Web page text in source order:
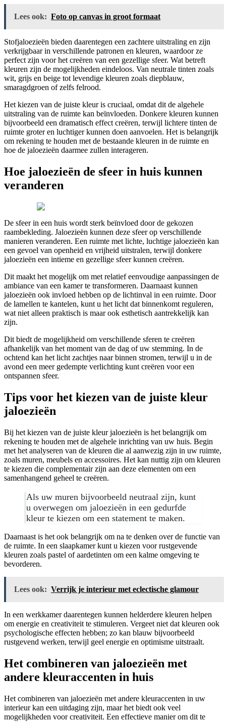
Lees ook: Foto op canvas in groot formaat
Stofjaloezieën bieden daarentegen een zachtere uitstraling en zijn
verkrijgbaar in verschillende patronen en kleuren, waardoor ze
perfect zijn voor het creëren van een gezellige sfeer. Wat betreft
kleuren zijn de mogelijkheden eindeloos. Van neutrale tinten zoals
wit, grijs en beige tot levendige kleuren zoals diepblauw,
smaragdgroen of zelfs felrood.
Het kiezen van de juiste kleur is cruciaal, omdat dit de algehele
uitstraling van de ruimte kan beïnvloeden. Donkere kleuren kunnen
bijvoorbeeld een dramatisch effect creëren, terwijl lichtere tinten de
ruimte groter en luchtiger kunnen doen aanvoelen. Het is belangrijk
om rekening te houden met de bestaande kleuren in de ruimte en
hoe de jaloezieën daarmee zullen interageren.
Hoe jaloezieën de sfeer in huis kunnen
veranderen
De sfeer in een huis wordt sterk beïnvloed door de gekozen
raambekleding. Jaloezieën kunnen deze sfeer op verschillende
manieren veranderen. Een ruimte met lichte, luchtige jaloezieën kan
een gevoel van openheid en vrijheid uitstralen, terwijl donkere
jaloezieën een intieme en gezellige sfeer kunnen creëren.
Dit maakt het mogelijk om met relatief eenvoudige aanpassingen de
ambiance van een kamer te transformeren. Daarnaast kunnen
jaloezieën ook invloed hebben op de lichtinval in een ruimte. Door
de lamellen te kantelen, kunt u het licht dat binnenkomt reguleren,
wat niet alleen praktisch is maar ook esthetisch aantrekkelijk kan
zijn.
Dit biedt de mogelijkheid om verschillende sferen te creëren
afhankelijk van het moment van de dag of uw stemming. In de
ochtend kan het licht zachtjes naar binnen stromen, terwijl u in de
avond een meer gedempte verlichting kunt creëren voor een
ontspannen sfeer.
Tips voor het kiezen van de juiste kleur
jaloezieën
Bij het kiezen van de juiste kleur jaloezieën is het belangrijk om
rekening te houden met de algehele inrichting van uw huis. Begin
met het analyseren van de kleuren die al aanwezig zijn in uw ruimte,
zoals muren, meubels en accessoires. Het kan nuttig zijn om kleuren
te kiezen die complementair zijn aan deze elementen om een
samenhangend geheel te creëren.
Als uw muren bijvoorbeeld neutraal zijn, kunt
u overwegen om jaloezieën in een gedurfde
kleur te kiezen om een statement te maken.
Daarnaast is het ook belangrijk om na te denken over de functie van
de ruimte. In een slaapkamer kunt u kiezen voor rustgevende
kleuren zoals pastel of aardetinten om een kalme omgeving te
bevorderen.
Lees ook: Verrijk je interieur met eclectische glamour
In een werkkamer daarentegen kunnen helderdere kleuren helpen
om energie en creativiteit te stimuleren. Vergeet niet dat kleuren ook
psychologische effecten hebben; zo kan blauw bijvoorbeeld
rustgevend werken, terwijl geel energie en optimisme uitstraalt.
Het combineren van jaloezieën met
andere kleuraccenten in huis
Het combineren van jaloezieën met andere kleuraccenten in uw
interieur kan een uitdaging zijn, maar het biedt ook veel
mogelijkheden voor creativiteit. Een effectieve manier om dit te